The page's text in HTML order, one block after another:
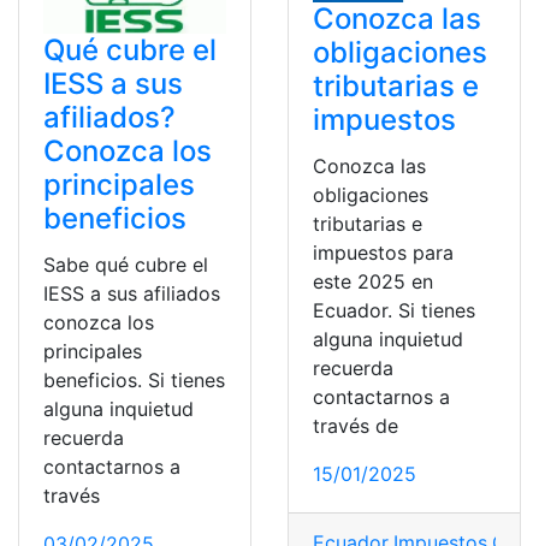
Qué cubre el
IESS a sus
afiliados?
Conozca los
principales
beneficios
Sabe qué cubre el
IESS a sus afiliados
conozca los
principales
beneficios. Si tienes
alguna inquietud
recuerda
contactarnos a
través
Conozca las
obligaciones
tributarias e
impuestos
Conozca las
obligaciones
tributarias e
impuestos para
este 2025 en
Ecuador. Si tienes
alguna inquietud
recuerda
contactarnos a
través de
15/01/2025